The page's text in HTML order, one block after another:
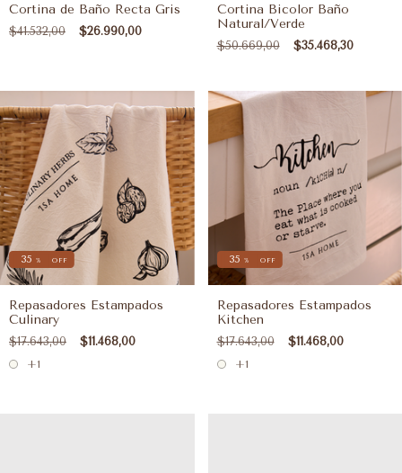
Cortina de Baño Recta Gris
$41.532,00 $26.990,00
Cortina Bicolor Baño
Natural/Verde
$50.669,00 $35.468,30
35 % OFF
Repasadores Estampados
Culinary
$17.643,00 $11.468,00
+1
35 % OFF
Repasadores Estampados
Kitchen
$17.643,00 $11.468,00
+1